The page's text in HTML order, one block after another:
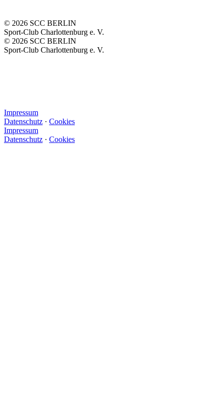
© 2026 SCC BERLIN
Sport-Club Charlottenburg e. V.
© 2026 SCC BERLIN
Sport-Club Charlottenburg e. V.
Impressum
Datenschutz · Cookies
Impressum
Datenschutz · Cookies